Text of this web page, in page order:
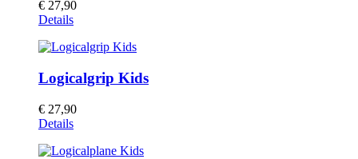
€ 27,90
DetailsDieses
weist
Varianten
auf.
Die
Optionen
können
auf
Logicalgrip Kids
€ 27,90
Details